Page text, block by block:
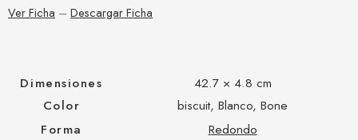
Ver Ficha – Descargar Ficha
Dimensiones
42.7 × 4.8 cm
Color
biscuit, Blanco, Bone
Forma
Redondo